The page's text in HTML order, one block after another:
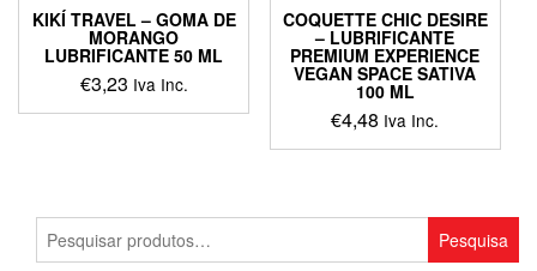
KIKÍ TRAVEL – GOMA DE
MORANGO
LUBRIFICANTE 50 ML
€3,23 Iva Inc.
COQUETTE CHIC DESIRE
– LUBRIFICANTE
PREMIUM EXPERIENCE
VEGAN SPACE SATIVA
100 ML
€4,48 Iva Inc.
Pesquisar
por:
Pesquisa